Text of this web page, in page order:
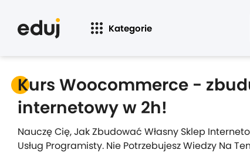
Kategorie
Kurs Woocommerce -
internetowy w 2h!
Nauczę Cię, Jak Zbudować Własny Sklep
Usług Programisty. Nie Potrzebujesz Wiedzy Na